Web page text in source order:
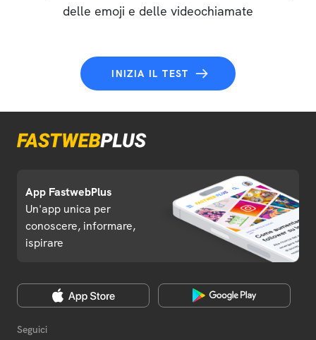
delle emoji e delle videochiamate
INIZIA IL TEST
App FastwebPlus
Un'app unica per
conoscere, informare,
ispirare
Seguici